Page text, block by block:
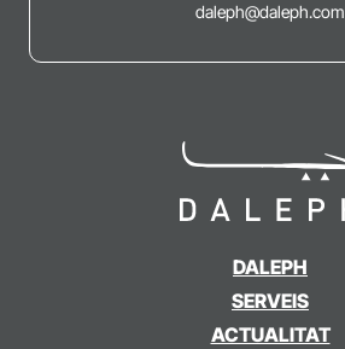
DALEPH
SERVEIS
ACTUALITAT
daleph@daleph.com